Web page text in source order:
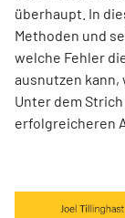
überhaupt. In
Methoden und
welche Fehler
ausnutzen kann,
Unter dem
erfolgreicheren